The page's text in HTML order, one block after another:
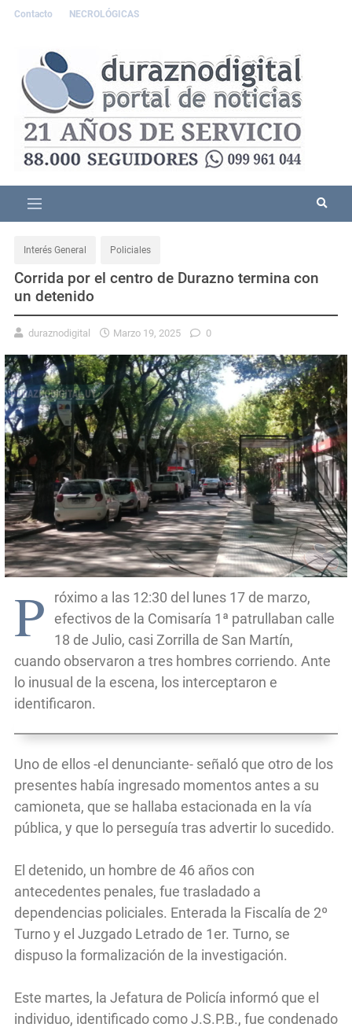
Contacto NECROLÓGICAS
Interés General Policiales
Corrida por el centro de Durazno termina con
un detenido
duraznodigital Marzo 19, 2025 0
P
róximo a las 12:30 del lunes 17 de marzo,
efectivos de la Comisaría 1ª patrullaban calle
18 de Julio, casi Zorrilla de San Martín,
cuando observaron a tres hombres corriendo. Ante
lo inusual de la escena, los interceptaron e
identificaron.
Uno de ellos -el denunciante- señaló que otro de los
presentes había ingresado momentos antes a su
camioneta, que se hallaba estacionada en la vía
pública, y que lo perseguía tras advertir lo sucedido.
El detenido, un hombre de 46 años con
antecedentes penales, fue trasladado a
dependencias policiales. Enterada la Fiscalía de 2º
Turno y el Juzgado Letrado de 1er. Turno, se
dispuso la formalización de la investigación.
Este martes, la Jefatura de Policía informó que el
individuo, identificado como J.S.P.B., fue condenado